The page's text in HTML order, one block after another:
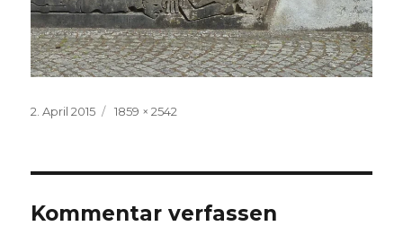
Veröffentlicht
2. April 2015
Volle
1859 × 2542
Kommentar verfassen